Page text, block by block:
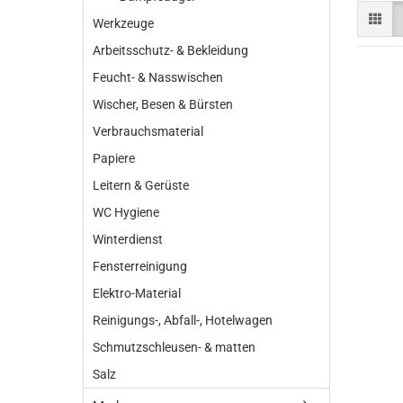
Werkzeuge
Arbeitsschutz- & Bekleidung
Feucht- & Nasswischen
Wischer, Besen & Bürsten
Verbrauchsmaterial
Papiere
Leitern & Gerüste
WC Hygiene
Winterdienst
Fensterreinigung
Elektro-Material
Reinigungs-, Abfall-, Hotelwagen
Schmutzschleusen- & matten
Salz